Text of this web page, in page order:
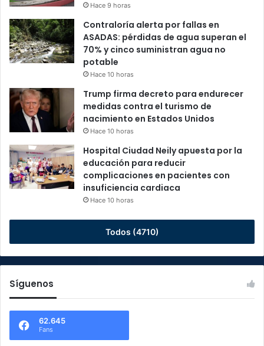
Hace 9 horas
Contraloría alerta por fallas en
ASADAS: pérdidas de agua superan el
70% y cinco suministran agua no
potable
Hace 10 horas
Trump firma decreto para endurecer
medidas contra el turismo de
nacimiento en Estados Unidos
Hace 10 horas
Hospital Ciudad Neily apuesta por la
educación para reducir
complicaciones en pacientes con
insuficiencia cardiaca
Hace 10 horas
Todos (4710)
Síguenos
62.645
Fans